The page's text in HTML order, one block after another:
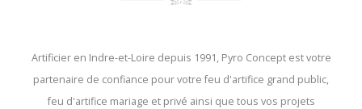
Artificier en Indre-et-Loire depuis 1991, Pyro Concept est votre
partenaire de confiance pour votre feu d'artifice grand public,
feu d'artifice mariage et privé ainsi que tous vos projets